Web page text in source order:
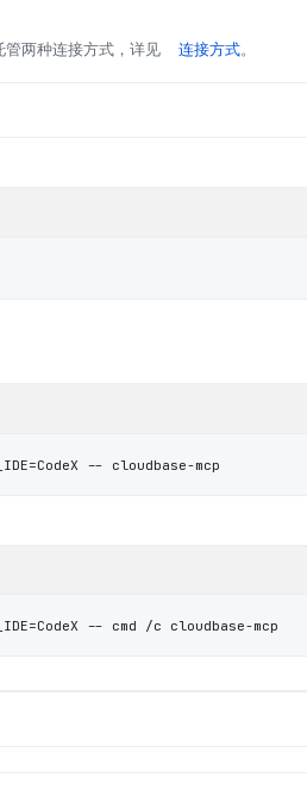
管两种连接方式，详见 连接方式。
-- cloudbase-mcp
-- cmd /c cloudbase-mcp